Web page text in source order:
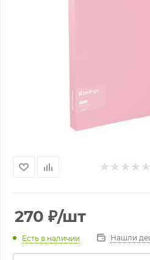
270 ₽/шт
Есть в наличии Нашли